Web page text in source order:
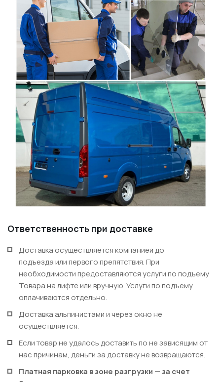
Ответственность при доставке
Доставка осуществляется компанией до
подъезда или первого препятствия. При
необходимости предоставляются услуги по подъему
Товара на лифте или вручную. Услуги по подъему
оплачиваются отдельно.
Доставка альпинистами и через окно не
осуществляется.
Если товар не удалось доставить по не зависящим от
нас причинам, деньги за доставку не возвращаются.
Платная парковка в зоне разгрузки — за счет